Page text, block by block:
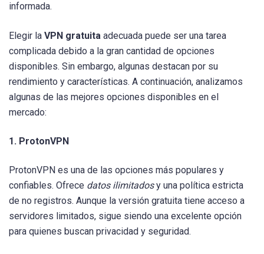
informada.
Elegir la VPN gratuita adecuada puede ser una tarea
complicada debido a la gran cantidad de opciones
disponibles. Sin embargo, algunas destacan por su
rendimiento y características. A continuación, analizamos
algunas de las mejores opciones disponibles en el
mercado:
1. ProtonVPN
ProtonVPN es una de las opciones más populares y
confiables. Ofrece datos ilimitadosy una política estricta
de no registros. Aunque la versión gratuita tiene acceso a
servidores limitados, sigue siendo una excelente opción
para quienes buscan privacidad y seguridad.